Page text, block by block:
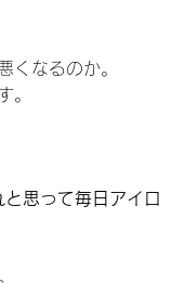
くなるのか。
。
思って毎日アイロ